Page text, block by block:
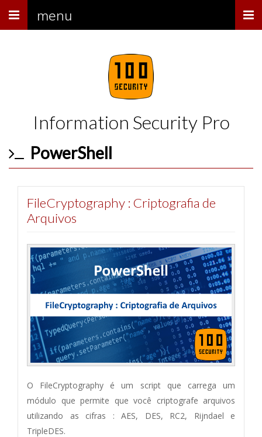
Menu menu
Information Security Pro
PowerShell
FileCryptography : Criptografia de
Arquivos
O FileCryptography é um script que carrega um
módulo que permite que você criptografe arquivos
utilizando as cifras : AES, DES, RC2, Rijndael e
TripleDES.